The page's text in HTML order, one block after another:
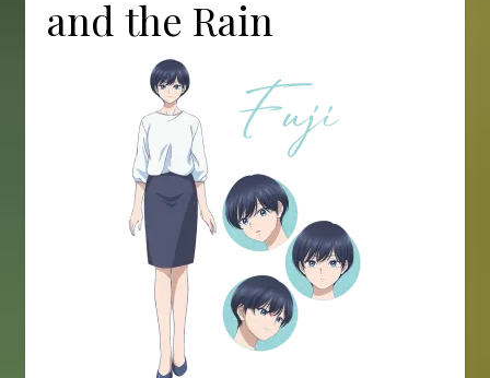
and the Rain